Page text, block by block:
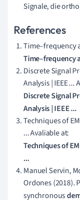
Signale, die
References
Time–frequency
Time–frequency
Discrete Signal
Analysis | IEEE ...
Discrete Signal
Analysis | IEEE ...
Techniques of
... Avaliable at:
Techniques of
...
Manuel Servin,
Ordones (2018).
synchronous